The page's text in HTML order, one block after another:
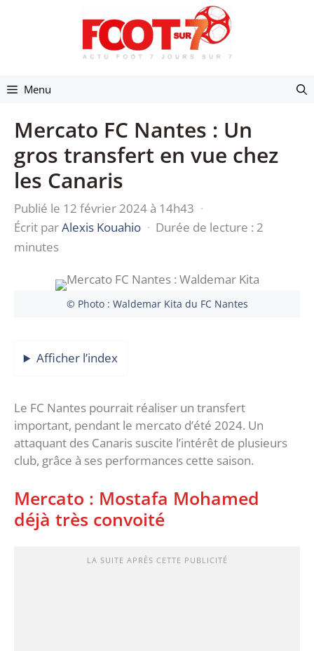
Menu
Mercato FC Nantes : Un
gros transfert en vue chez
les Canaris
Publié le 12 février 2024 à 14h43 ·
Écrit parAlexis Kouahio · Durée de lecture : 2
minutes
© Photo : Waldemar Kita du FC Nantes
Afficher l’index
Le FC Nantes pourrait réaliser un transfert
important, pendant le mercato d’été 2024. Un
attaquant des Canaris suscite l’intérêt de plusieurs
club, grâce à ses performances cette saison.
Mercato : Mostafa Mohamed
déjà très convoité
LA SUITE APRÈS CETTE PUBLICITÉ